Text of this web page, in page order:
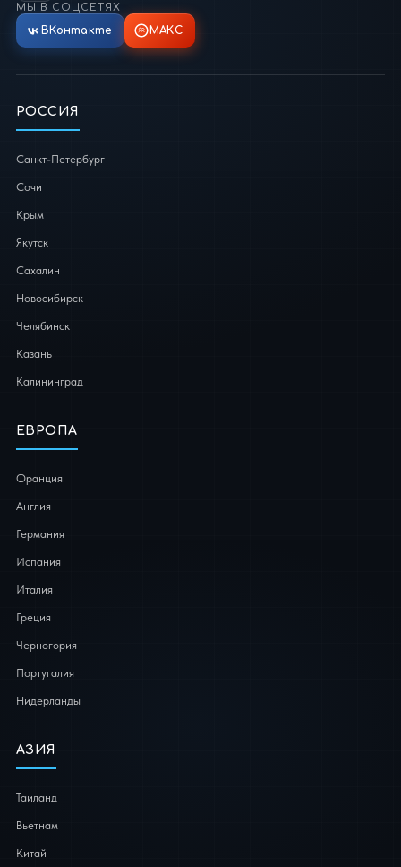
МЫ В СОЦСЕТЯХ
ВКонтакте МАКС
РОССИЯ
Санкт-Петербург
Сочи
Крым
Якутск
Сахалин
Новосибирск
Челябинск
Казань
Калининград
ЕВРОПА
Франция
Англия
Германия
Испания
Италия
Греция
Черногория
Португалия
Нидерланды
АЗИЯ
Таиланд
Вьетнам
Китай